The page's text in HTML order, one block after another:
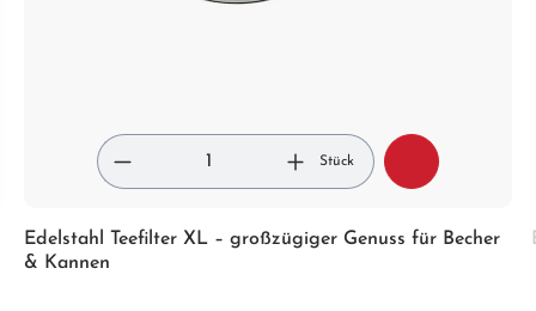
Stück
Edelstahl Teefilter XL – großzügiger Genuss für Becher
& Kannen